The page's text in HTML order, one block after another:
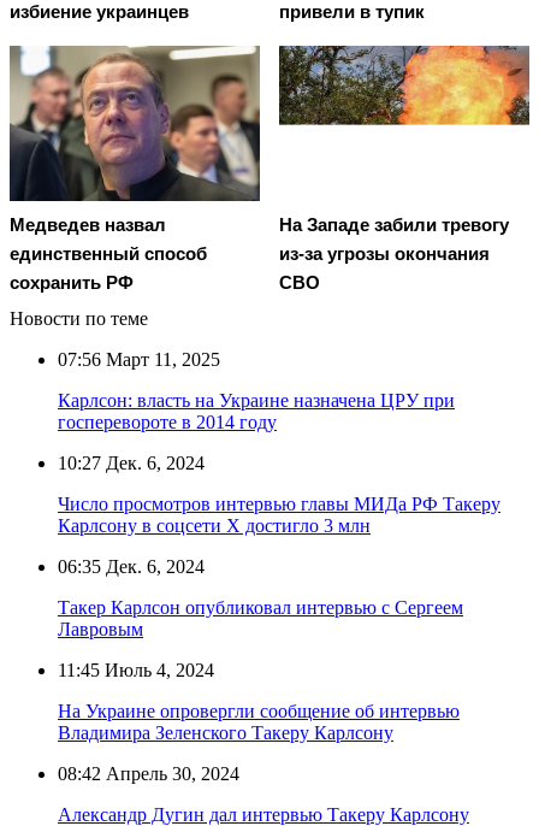
избиение украинцев
привели в тупик
Медведев назвал
единственный способ
сохранить РФ
На Западе забили тревогу
из-за угрозы окончания
СВО
Новости по теме
07:56 Март 11, 2025
Карлсон: власть на Украине назначена ЦРУ при
госперевороте в 2014 году
10:27 Дек. 6, 2024
Число просмотров интервью главы МИДа РФ Такеру
Карлсону в соцсети Х достигло 3 млн
06:35 Дек. 6, 2024
Такер Карлсон опубликовал интервью с Сергеем
Лавровым
11:45 Июль 4, 2024
На Украине опровергли сообщение об интервью
Владимира Зеленского Такеру Карлсону
08:42 Апрель 30, 2024
Александр Дугин дал интервью Такеру Карлсону